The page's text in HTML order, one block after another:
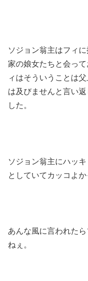
ソジョン翁主はフィ
家の娘女たちと会っ
ィはそういうことは
は及びませんと言い
した。
ソジョン翁主にハッ
としていてカッコよか
あんな風に言われた
ねぇ。